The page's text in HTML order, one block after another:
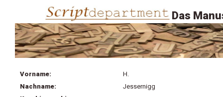
Das
Vorname:
H.
Nachname:
Jessernigg